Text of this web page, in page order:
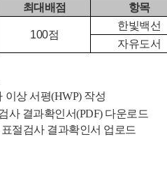
최대배점 항목
100점
한빛백선
자유도서
이상 서평(HWP) 작성
사 결과확인서(PDF) 다운로드
절검사 결과확인서 업로드